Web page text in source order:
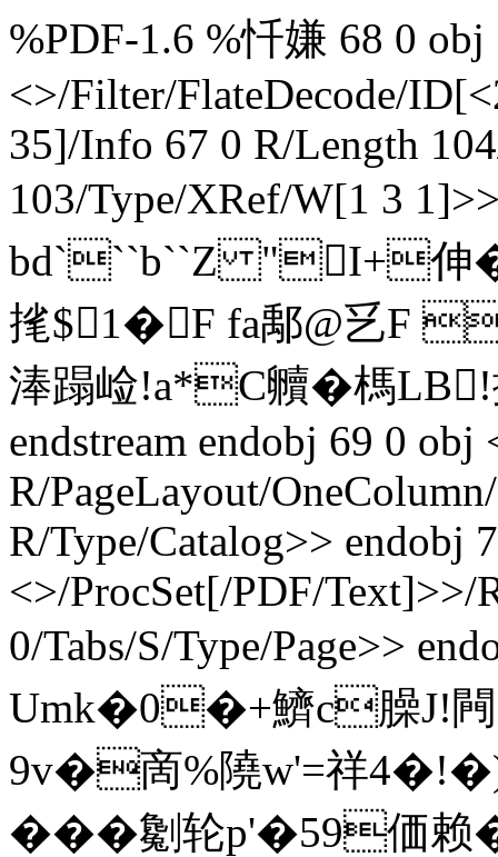
%PDF-1.6 %忏嫌 68 0
<>/Filter/FlateDecode/ID[
35]/Info 67 0 R/Length
103/Type/XRef/W[1 3
bd```b``Z "I+伸
毮$1�F fa鄅@乥F
淎蹋崄!a*C贕�榪
endstream endobj 69 0 obj
R/PageLayout/
R/Type/Catalog>> endobj
<>/ProcSet[/PDF/Text]>>/
0/Tabs/S/Type/Page>>
Umk�0�+鱭c臊J!
9v�啇%隢w'=祥
���劖轮p'�59